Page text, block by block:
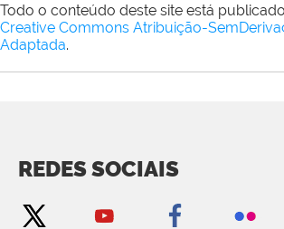
Todo o conteúdo deste site está
Creative Commons Atribuição-
Adaptada.
REDES SOCIAIS